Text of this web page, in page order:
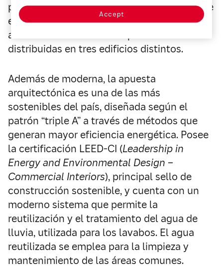
proyecto del edificio de São Paulo, al cual se
están transfiriendo todas las unidades
administrativas de la compañía antes
distribuidas en tres edificios distintos.
Además de moderna, la apuesta
arquitectónica es una de las más
sostenibles del país, diseñada según el
patrón “triple A” a través de métodos que
generan mayor eficiencia energética. Posee
la certificación LEED-CI (Leadership in
Energy and Environmental Design –
Commercial Interiors), principal sello de
construcción sostenible, y cuenta con un
moderno sistema que permite la
reutilización y el tratamiento del agua de
lluvia, utilizada para los lavabos. El agua
reutilizada se emplea para la limpieza y
mantenimiento de las áreas comunes.
Accept